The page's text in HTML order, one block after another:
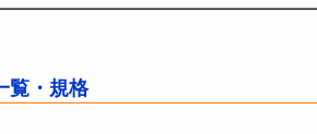
覧・規格